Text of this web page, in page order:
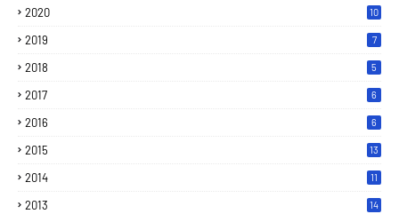
2020 10
2019 7
2018 5
2017 6
2016 6
2015 13
2014 11
2013 14